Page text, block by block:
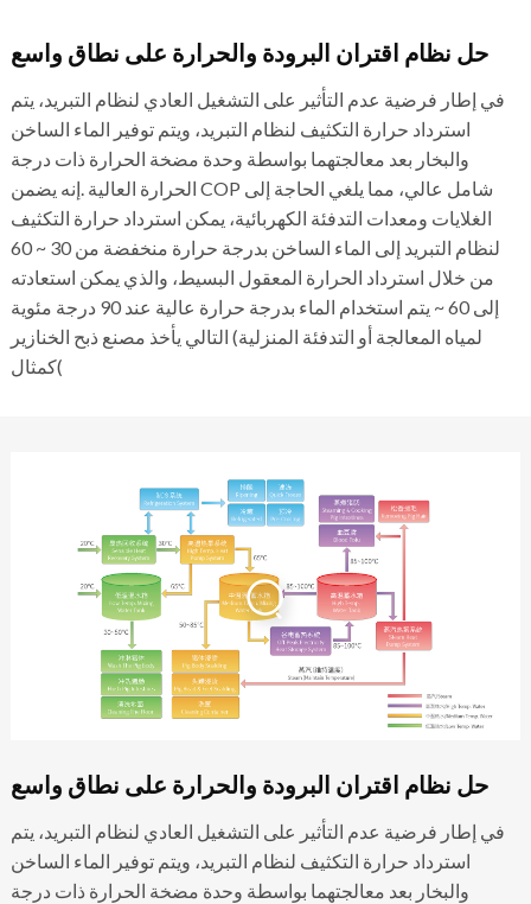
حل نظام اقتران البرودة والحرارة على نطاق واسع
في إطار فرضية عدم التأثير على التشغيل العادي لنظام التبريد، يتم
استرداد حرارة التكثيف لنظام التبريد، ويتم توفير الماء الساخن
والبخار بعد معالجتهما بواسطة وحدة مضخة الحرارة ذات درجة
الحرارة العالية .إنه يضمن COP شامل عالي، مما يلغي الحاجة إلى
الغلايات ومعدات التدفئة الكهربائية، يمكن استرداد حرارة التكثيف
لنظام التبريد إلى الماء الساخن بدرجة حرارة منخفضة من 30 ~ 60
من خلال استرداد الحرارة المعقول البسيط، والذي يمكن استعادته
إلى 60 ~ يتم استخدام الماء بدرجة حرارة عالية عند 90 درجة مئوية
لمياه المعالجة أو التدفئة المنزلية) التالي يأخذ مصنع ذبح الخنازير
كمثال(
حل نظام اقتران البرودة والحرارة على نطاق واسع
في إطار فرضية عدم التأثير على التشغيل العادي لنظام التبريد، يتم
استرداد حرارة التكثيف لنظام التبريد، ويتم توفير الماء الساخن
والبخار بعد معالجتهما بواسطة وحدة مضخة الحرارة ذات درجة